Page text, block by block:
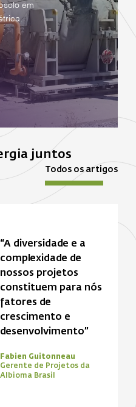
em
juntos
Todos os artigos
“A diversidade e a
complexidade de
nossos projetos
constituem para nós
fatores de
crescimento e
desenvolvimento”
Fabien Guitonneau
Gerente de Projetos da
Albioma Brasil